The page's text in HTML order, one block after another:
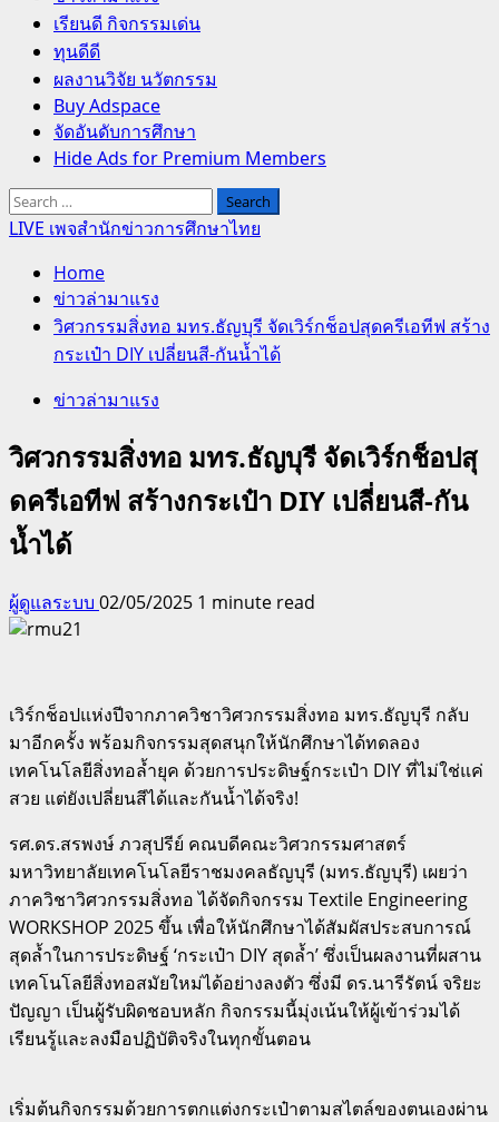
Menuเรียนดี กิจกรรมเด่น
ทุนดีดี
ผลงานวิจัย นวัตกรรม
Buy Adspace
จัดอันดับการศึกษา
Hide Ads for Premium Members
Search
for:
LIVE เพจสำนักข่าวการศึกษาไทย
Home
ข่าวล่ามาแรง
วิศวกรรมสิ่งทอ มทร.ธัญบุรี จัดเวิร์กช็อปสุดครีเอทีฟ สร้าง
กระเป๋า DIY เปลี่ยนสี-กันน้ำได้
ข่าวล่ามาแรง
วิศวกรรมสิ่งทอ มทร.ธัญบุรี จัดเวิร์กช็อปสุ
ดครีเอทีฟ สร้างกระเป๋า DIY เปลี่ยนสี-กัน
น้ำได้
ผู้ดูแลระบบ 02/05/2025 1 minute read
เวิร์กช็อปแห่งปีจากภาควิชาวิศวกรรมสิ่งทอ มทร.ธัญบุรี กลับ
มาอีกครั้ง พร้อมกิจกรรมสุดสนุกให้นักศึกษาได้ทดลอง
เทคโนโลยีสิ่งทอล้ำยุค ด้วยการประดิษฐ์กระเป๋า DIY ที่ไม่ใช่แค่
สวย แต่ยังเปลี่ยนสีได้และกันน้ำได้จริง!
รศ.ดร.สรพงษ์ ภวสุปรีย์ คณบดีคณะวิศวกรรมศาสตร์
มหาวิทยาลัยเทคโนโลยีราชมงคลธัญบุรี (มทร.ธัญบุรี) เผยว่า
ภาควิชาวิศวกรรมสิ่งทอ ได้จัดกิจกรรม Textile Engineering
WORKSHOP 2025 ขึ้น เพื่อให้นักศึกษาได้สัมผัสประสบการณ์
สุดล้ำในการประดิษฐ์ ‘กระเป๋า DIY สุดล้ำ’ ซึ่งเป็นผลงานที่ผสาน
เทคโนโลยีสิ่งทอสมัยใหม่ได้อย่างลงตัว ซึ่งมี ดร.นารีรัตน์ จริยะ
ปัญญา เป็นผู้รับผิดชอบหลัก กิจกรรมนี้มุ่งเน้นให้ผู้เข้าร่วมได้
เรียนรู้และลงมือปฏิบัติจริงในทุกขั้นตอน
เริ่มต้นกิจกรรมด้วยการตกแต่งกระเป๋าตามสไตล์ของตนเองผ่าน